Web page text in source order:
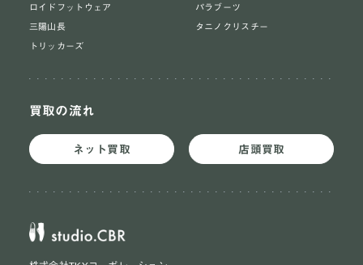
ロイドフットウェア
パラブーツ
三陽山長
タニノクリスチー
トリッカーズ
買取の流れ
ネット買取 店頭買取